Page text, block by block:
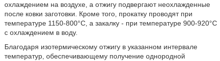
охлаждением на воздухе, а отжигу подвергают неохлажденные
после ковки заготовки. Кроме того, прокатку проводят при
температуре 1150-800°С, а закалку - при температуре 900-920°С
с охлаждением в воду.
Благодаря изотермическому отжигу в указанном интервале
температур, обеспечивающему получение однородной